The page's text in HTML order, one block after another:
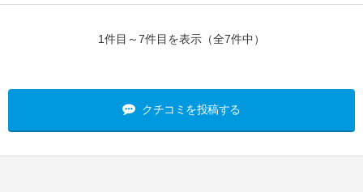
1件目～7件目を表示（全7件中）
クチコミを投稿する